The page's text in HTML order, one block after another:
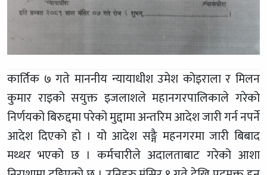
कार्तिक ७ गते माननीय न्यायाधीश उमेश कोइराला र मिलन
कुमार राइको सयुक्त इजलाशले महानगरपालिकाले गरेको
निर्णयको बिरुद्दमा परेको मुद्दामा अन्तरिम आदेश जारी गर्न नपर्ने
आदेश दिएको हो । यो आदेश सङ्गै महनगरमा जारी बिबाद
मथ्थर भएको छ । कर्मचारीले अदालताबाट गरेको आशा